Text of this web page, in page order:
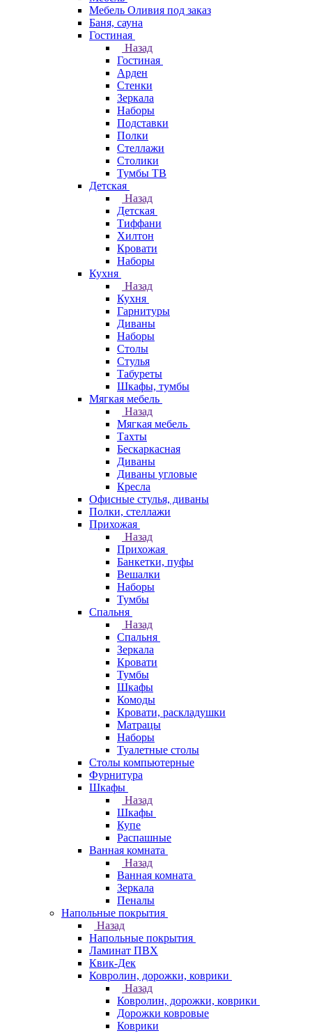
Мебель Оливия под заказ
Баня, сауна
Гостиная
Назад
Гостиная
Арден
Стенки
Зеркала
Наборы
Подставки
Полки
Стеллажи
Столики
Тумбы ТВ
Детская
Назад
Детская
Тиффани
Хилтон
Кровати
Наборы
Кухня
Назад
Кухня
Гарнитуры
Диваны
Наборы
Столы
Стулья
Табуреты
Шкафы, тумбы
Мягкая мебель
Назад
Мягкая мебель
Тахты
Бескаркасная
Диваны
Диваны угловые
Кресла
Офисные стулья, диваны
Полки, стеллажи
Прихожая
Назад
Прихожая
Банкетки, пуфы
Вешалки
Наборы
Тумбы
Спальня
Назад
Спальня
Зеркала
Кровати
Тумбы
Шкафы
Комоды
Кровати, раскладушки
Матрацы
Наборы
Туалетные столы
Столы компьютерные
Фурнитура
Шкафы
Назад
Шкафы
Купе
Распашные
Ванная комната
Назад
Ванная комната
Зеркала
Пеналы
Напольные покрытия
Назад
Напольные покрытия
Ламинат ПВХ
Квик-Дек
Ковролин, дорожки, коврики
Назад
Ковролин, дорожки, коврики
Дорожки ковровые
Коврики